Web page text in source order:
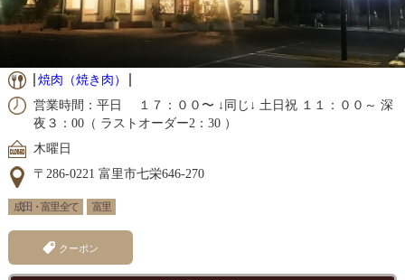
焼肉（焼き肉）
営業時間：平日 １７：００〜 ↓同じ↓ 土日祝 １１：００～ 深
夜３：00（ ラストオーダー2：30 ）
木曜日
〒286-0221 富里市七栄646-270
成田・富里 全て 富里
クーポン